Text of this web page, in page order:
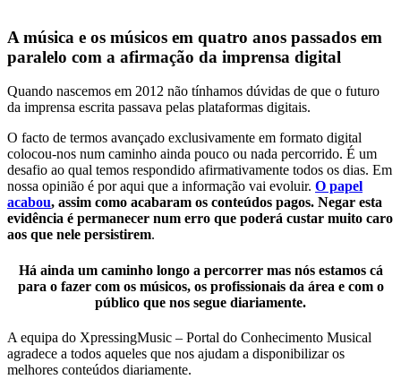
A música e os músicos em quatro anos passados em
paralelo com a afirmação da imprensa digital
Quando nascemos em 2012 não tínhamos dúvidas de que o futuro
da imprensa escrita passava pelas plataformas digitais.
O facto de termos avançado exclusivamente em formato digital
colocou-nos num caminho ainda pouco ou nada percorrido. É um
desafio ao qual temos respondido afirmativamente todos os dias. Em
nossa opinião é por aqui que a informação vai evoluir. O papel
acabou, assim como acabaram os conteúdos pagos. Negar esta
evidência é permanecer num erro que poderá custar muito caro
aos que nele persistirem.
Há ainda um caminho longo a percorrer mas nós estamos cá
para o fazer com os músicos, os profissionais da área e com o
público que nos segue diariamente.
A equipa do XpressingMusic – Portal do Conhecimento Musical
agradece a todos aqueles que nos ajudam a disponibilizar os
melhores conteúdos diariamente.